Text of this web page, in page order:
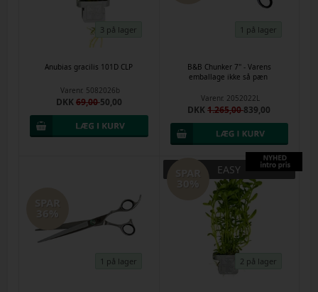
3 på lager
Anubias gracilis 101D CLP
Varenr. 5082026b
DKK69,0050,00
1 på lager
B&B Chunker 7'' - Varens
emballage ikke så pæn
Varenr. 2052022L
DKK1.265,00839,00
1 på lager 2 på lager
EASY